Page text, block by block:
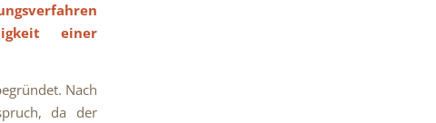
einer
Nach
da der